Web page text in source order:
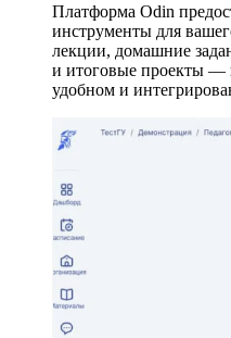
Платформа Odin
инструменты для
лекции, домашние
и итоговые проекты —
удобном и